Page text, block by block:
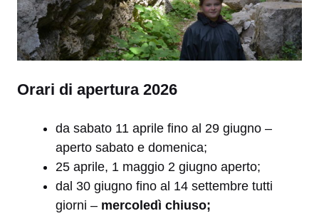
Orari di apertura 2026
da sabato 11 aprile fino al 29 giugno –
aperto sabato e domenica;
25 aprile, 1 maggio 2 giugno aperto;
dal 30 giugno fino al 14 settembre tutti
giorni – mercoledì chiuso;